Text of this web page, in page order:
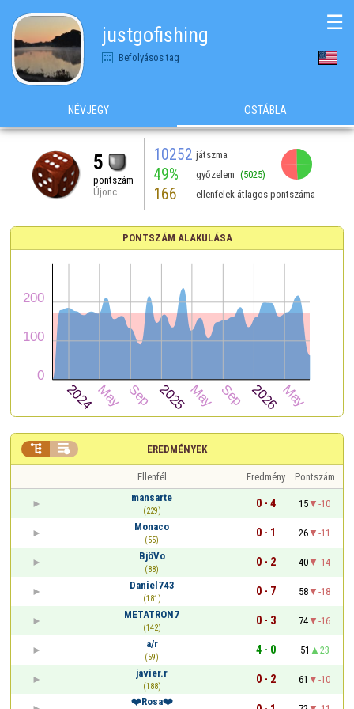
justgofishing
Befolyásos tag
☰
NÉVJEGY OSTÁBLA
5
pontszám
Újonc
10252 játszma
49% győzelem (5025)
166 ellenfelek átlagos pontszáma
PONTSZÁM ALAKULÁSA
EREDMÉNYEK
 
Ellenfél Eredmény
Pontszám
mansarte
(229)
0 - 4 15
-10
Monaco
(55)
0 - 1 26
-11
BjöVo
(88)
0 - 2 40
-14
Daniel743
(181)
0 - 7 58
-18
METATRON7
(142)
0 - 3 74
-16
a/r
(59)
4 - 0 51
23
javier.r
(188)
0 - 2 61
-10
❤️Rosa❤️